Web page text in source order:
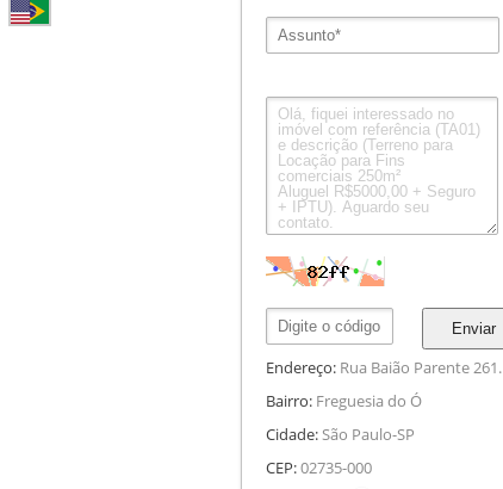
Enviar
Endereço: Rua Baião Parente 261.
Bairro: Freguesia do Ó
Cidade:São Paulo-SP
CEP:02735-000